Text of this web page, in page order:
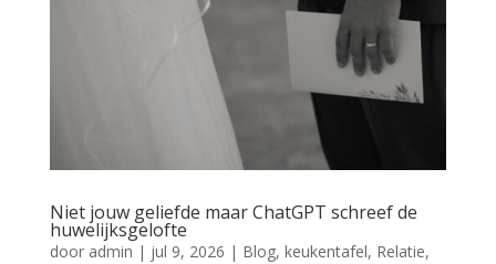
Niet jouw geliefde maar ChatGPT schreef de
huwelijksgelofte
door admin | jul 9, 2026 | Blog, keukentafel, Relatie,